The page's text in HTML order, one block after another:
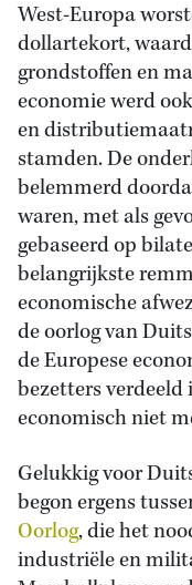
West-Europa
dollartekort,
grondstoffen en
economie werd
en
stamden. De
belemmerd
waren, met als
gebaseerd op
belangrijkste
economische
de oorlog van
de Europese
bezetters verdeeld
economisch niet
Gelukkig voor
begon ergens
Oorlog, die het
industriële en